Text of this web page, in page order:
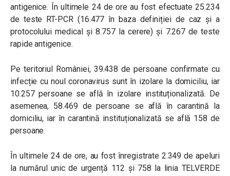
antigenice. În ultimele 24 de ore au fost efectuate 25.234
de teste RT-PCR (16.477 în baza definiției de caz și a
protocolului medical și 8.757 la cerere) și 7.267 de teste
rapide antigenice.
Pe teritoriul României, 39.438 de persoane confirmate cu
infecție cu noul coronavirus sunt în izolare la domiciliu, iar
10.257 persoane se află în izolare instituționalizată. De
asemenea, 58.469 de persoane se află în carantină la
domiciliu, iar în carantină instituționalizată se află 158 de
persoane.
În ultimele 24 de ore, au fost înregistrate 2.349 de apeluri
la numărul unic de urgență 112 și 758 la linia TELVERDE